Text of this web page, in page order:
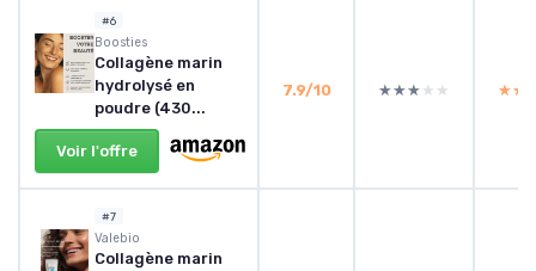
#6
‎Boosties
Collagène marin
hydrolysé en
poudre (430...
Voir l'offre
7.9/10 ★★★★★
★★★★★
#7
Valebio
Collagène marin